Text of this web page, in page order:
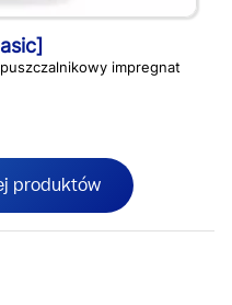
impregnat
produktów